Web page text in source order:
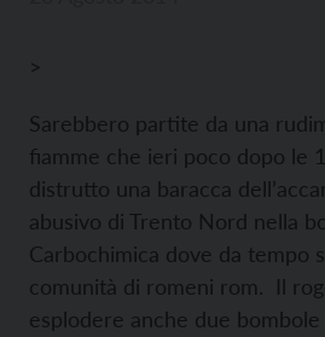
>
Sarebbero partite da una
fiamme che ieri poco dopo le
distrutto una baracca
abusivo di Trento Nord nella
Carbochimica dove da tempo
comunità di romeni rom. Il
esplodere anche due bombole